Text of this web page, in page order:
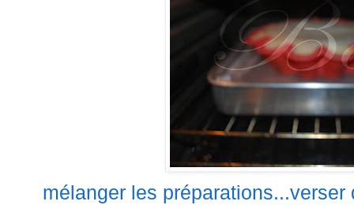
mélanger les préparations...verser